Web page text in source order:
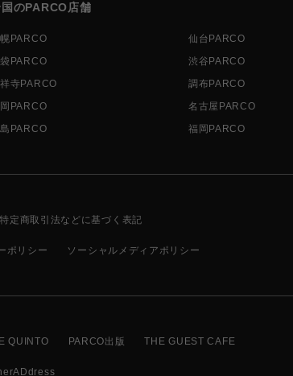
のPARCO店舗
PARCO 仙台PARCO
PARCO
渋谷PARCO
寺PARCO
調布PARCO
PARCO
名古屋PARCO
PARCO
福岡PARCO
特定商取引法などに基づく表記
ポリシー ソーシャルメディアポリシー
QUINTO PARCO出版 THE GUEST CAFE